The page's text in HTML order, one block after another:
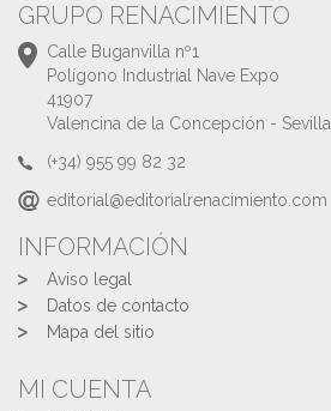
GRUPO RENACIMIENTO
Calle Buganvilla nº1
Polígono Industrial Nave Expo
41907
Valencina de la Concepción - Sevilla
(+34) 955 99 82 32
editorial@editorialrenacimiento.com
INFORMACIÓN
Aviso legal
Datos de contacto
Mapa del sitio
MI CUENTA